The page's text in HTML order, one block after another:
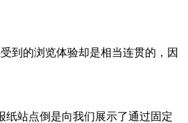
到的浏览体验却是相当连贯的，因
纸站点倒是向我们展示了通过固定